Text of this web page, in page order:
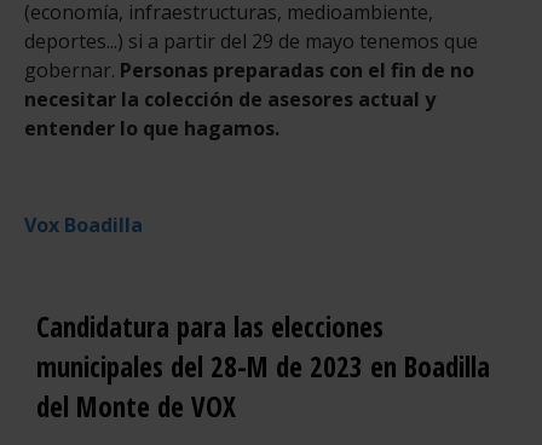
(economía, infraestructuras, medioambiente,
deportes...) si a partir del 29 de mayo tenemos que
gobernar. Personas preparadas con el fin de no
necesitar la colección de asesores actual y
entender lo que hagamos.
Vox Boadilla
Candidatura para las elecciones
municipales del 28-M de 2023 en Boadilla
del Monte de VOX